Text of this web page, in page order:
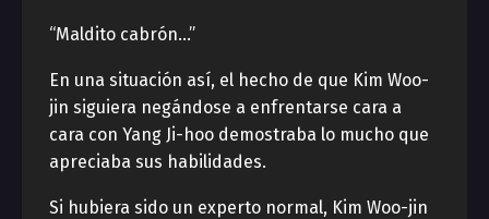
“Maldito cabrón…”
En una situación así, el hecho de que Kim Woo-
jin siguiera negándose a enfrentarse cara a
cara con Yang Ji-hoo demostraba lo mucho que
apreciaba sus habilidades.
Si hubiera sido un experto normal, Kim Woo-jin